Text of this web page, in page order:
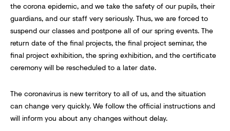
the corona epidemic, and we take the safety of our pupils, their
guardians, and our staff very seriously. Thus, we are forced to
suspend our classes and postpone all of our spring events. The
return date of the final projects, the final project seminar, the
final project exhibition, the spring exhibition, and the certificate
ceremony will be rescheduled to a later date.
The coronavirus is new territory to all of us, and the situation
can change very quickly. We follow the official instructions and
will inform you about any changes without delay.